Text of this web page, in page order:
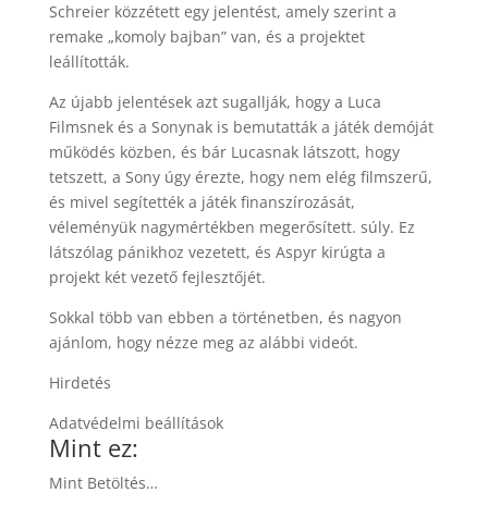
Schreier közzétett egy jelentést, amely szerint a
remake „komoly bajban” van, és a projektet
leállították.
Az újabb jelentések azt sugallják, hogy a Luca
Filmsnek és a Sonynak is bemutatták a játék demóját
működés közben, és bár Lucasnak látszott, hogy
tetszett, a Sony úgy érezte, hogy nem elég filmszerű,
és mivel segítették a játék finanszírozását,
véleményük nagymértékben megerősített. súly. Ez
látszólag pánikhoz vezetett, és Aspyr kirúgta a
projekt két vezető fejlesztőjét.
Sokkal több van ebben a történetben, és nagyon
ajánlom, hogy nézze meg az alábbi videót.
Hirdetés
Adatvédelmi beállítások
Mint ez:
Mint Betöltés…